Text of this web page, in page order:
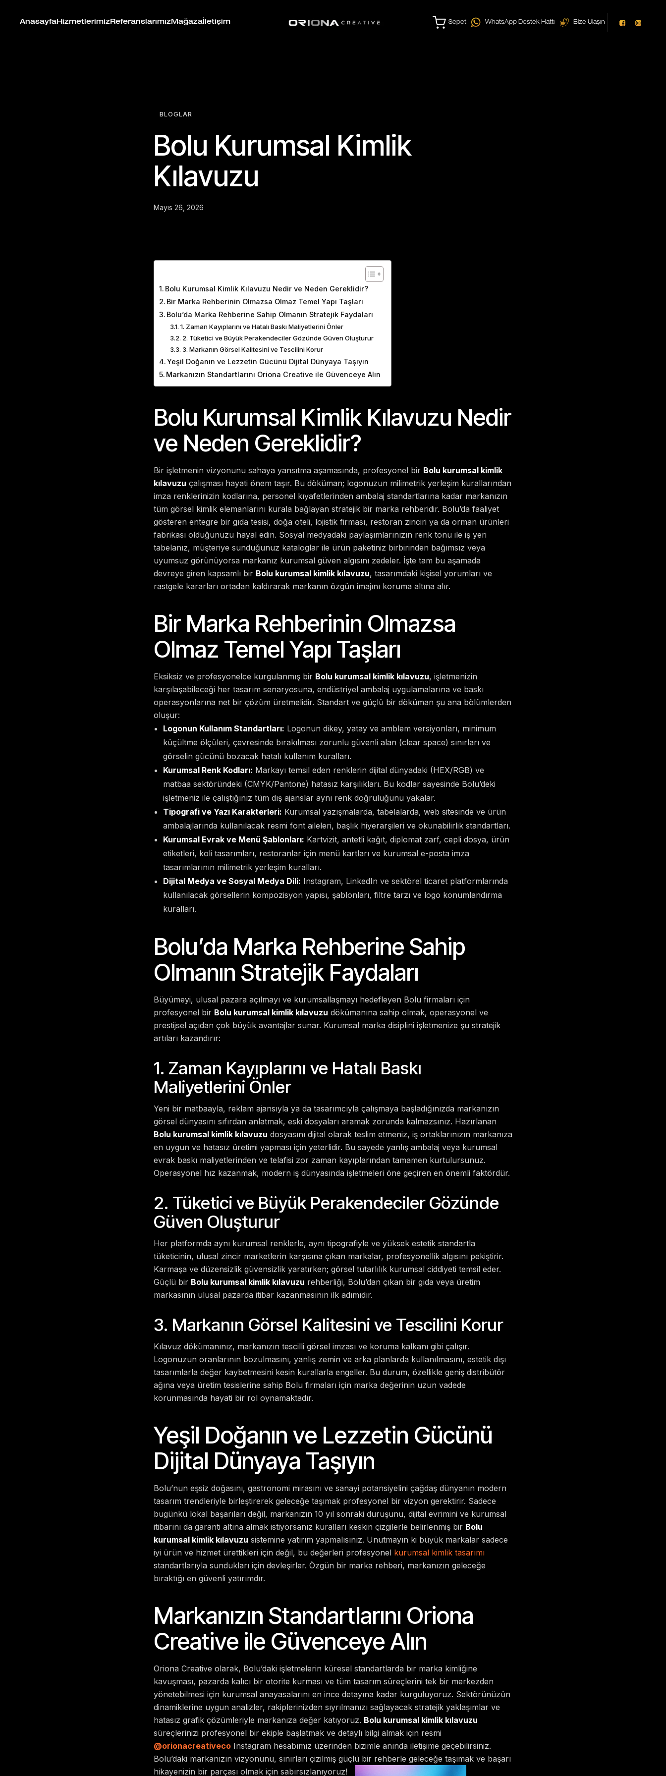
Anasayfa Hizmetlerimiz Referanslarımız Mağaza İletişim Sepet WhatsApp Destek Hattı Bize Ulaşın
BLOGLAR
Bolu Kurumsal Kimlik
Kılavuzu
Mayıs 26, 2026
Bolu Kurumsal Kimlik Kılavuzu Nedir ve Neden Gereklidir?
Bir Marka Rehberinin Olmazsa Olmaz Temel Yapı Taşları
Bolu’da Marka Rehberine Sahip Olmanın Stratejik Faydaları
1. Zaman Kayıplarını ve Hatalı Baskı Maliyetlerini Önler
2. Tüketici ve Büyük Perakendeciler Gözünde Güven Oluşturur
3. Markanın Görsel Kalitesini ve Tescilini Korur
Yeşil Doğanın ve Lezzetin Gücünü Dijital Dünyaya Taşıyın
Markanızın Standartlarını Oriona Creative ile Güvenceye Alın
Bolu Kurumsal Kimlik Kılavuzu Nedir
ve Neden Gereklidir?
Bir işletmenin vizyonunu sahaya yansıtma aşamasında, profesyonel bir Bolu kurumsal kimlik
kılavuzu çalışması hayati önem taşır. Bu döküman; logonuzun milimetrik yerleşim kurallarından
imza renklerinizin kodlarına, personel kıyafetlerinden ambalaj standartlarına kadar markanızın
tüm görsel kimlik elemanlarını kurala bağlayan stratejik bir marka rehberidir. Bolu’da faaliyet
gösteren entegre bir gıda tesisi, doğa oteli, lojistik firması, restoran zinciri ya da orman ürünleri
fabrikası olduğunuzu hayal edin. Sosyal medyadaki paylaşımlarınızın renk tonu ile iş yeri
tabelanız, müşteriye sunduğunuz kataloglar ile ürün paketiniz birbirinden bağımsız veya
uyumsuz görünüyorsa markanız kurumsal güven algısını zedeler. İşte tam bu aşamada
devreye giren kapsamlı bir Bolu kurumsal kimlik kılavuzu, tasarımdaki kişisel yorumları ve
rastgele kararları ortadan kaldırarak markanın özgün imajını koruma altına alır.
Bir Marka Rehberinin Olmazsa
Olmaz Temel Yapı Taşları
Eksiksiz ve profesyonelce kurgulanmış bir Bolu kurumsal kimlik kılavuzu, işletmenizin
karşılaşabileceği her tasarım senaryosuna, endüstriyel ambalaj uygulamalarına ve baskı
operasyonlarına net bir çözüm üretmelidir. Standart ve güçlü bir döküman şu ana bölümlerden
oluşur:
Logonun Kullanım Standartları: Logonun dikey, yatay ve amblem versiyonları, minimum
küçültme ölçüleri, çevresinde bırakılması zorunlu güvenli alan (clear space) sınırları ve
görselin gücünü bozacak hatalı kullanım kuralları.
Kurumsal Renk Kodları: Markayı temsil eden renklerin dijital dünyadaki (HEX/RGB) ve
matbaa sektöründeki (CMYK/Pantone) hatasız karşılıkları. Bu kodlar sayesinde Bolu’deki
işletmeniz ile çalıştığınız tüm dış ajanslar aynı renk doğruluğunu yakalar.
Tipografi ve Yazı Karakterleri: Kurumsal yazışmalarda, tabelalarda, web sitesinde ve ürün
ambalajlarında kullanılacak resmi font aileleri, başlık hiyerarşileri ve okunabilirlik standartları.
Kurumsal Evrak ve Menü Şablonları: Kartvizit, antetli kağıt, diplomat zarf, cepli dosya, ürün
etiketleri, koli tasarımları, restoranlar için menü kartları ve kurumsal e-posta imza
tasarımlarının milimetrik yerleşim kuralları.
Dijital Medya ve Sosyal Medya Dili: Instagram, LinkedIn ve sektörel ticaret platformlarında
kullanılacak görsellerin kompozisyon yapısı, şablonları, filtre tarzı ve logo konumlandırma
kuralları.
Bolu’da Marka Rehberine Sahip
Olmanın Stratejik Faydaları
Büyümeyi, ulusal pazara açılmayı ve kurumsallaşmayı hedefleyen Bolu firmaları için
profesyonel bir Bolu kurumsal kimlik kılavuzu dökümanına sahip olmak, operasyonel ve
prestijsel açıdan çok büyük avantajlar sunar. Kurumsal marka disiplini işletmenize şu stratejik
artıları kazandırır:
1. Zaman Kayıplarını ve Hatalı Baskı
Maliyetlerini Önler
Yeni bir matbaayla, reklam ajansıyla ya da tasarımcıyla çalışmaya başladığınızda markanızın
görsel dünyasını sıfırdan anlatmak, eski dosyaları aramak zorunda kalmazsınız. Hazırlanan
Bolu kurumsal kimlik kılavuzu dosyasını dijital olarak teslim etmeniz, iş ortaklarınızın markanıza
en uygun ve hatasız üretimi yapması için yeterlidir. Bu sayede yanlış ambalaj veya kurumsal
evrak baskı maliyetlerinden ve telafisi zor zaman kayıplarından tamamen kurtulursunuz.
Operasyonel hız kazanmak, modern iş dünyasında işletmeleri öne geçiren en önemli faktördür.
2. Tüketici ve Büyük Perakendeciler Gözünde
Güven Oluşturur
Her platformda aynı kurumsal renklerle, aynı tipografiyle ve yüksek estetik standartla
tüketicinin, ulusal zincir marketlerin karşısına çıkan markalar, profesyonellik algısını pekiştirir.
Karmaşa ve düzensizlik güvensizlik yaratırken; görsel tutarlılık kurumsal ciddiyeti temsil eder.
Güçlü bir Bolu kurumsal kimlik kılavuzu rehberliği, Bolu’dan çıkan bir gıda veya üretim
markasının ulusal pazarda itibar kazanmasının ilk adımıdır.
3. Markanın Görsel Kalitesini ve Tescilini Korur
Kılavuz dökümanınız, markanızın tescilli görsel imzası ve koruma kalkanı gibi çalışır.
Logonuzun oranlarının bozulmasını, yanlış zemin ve arka planlarda kullanılmasını, estetik dışı
tasarımlarla değer kaybetmesini kesin kurallarla engeller. Bu durum, özellikle geniş distribütör
ağına veya üretim tesislerine sahip Bolu firmaları için marka değerinin uzun vadede
korunmasında hayati bir rol oynamaktadır.
Yeşil Doğanın ve Lezzetin Gücünü
Dijital Dünyaya Taşıyın
Bolu’nun eşsiz doğasını, gastronomi mirasını ve sanayi potansiyelini çağdaş dünyanın modern
tasarım trendleriyle birleştirerek geleceğe taşımak profesyonel bir vizyon gerektirir. Sadece
bugünkü lokal başarıları değil, markanızın 10 yıl sonraki duruşunu, dijital evrimini ve kurumsal
itibarını da garanti altına almak istiyorsanız kuralları keskin çizgilerle belirlenmiş bir Bolu
kurumsal kimlik kılavuzu sistemine yatırım yapmalısınız. Unutmayın ki büyük markalar sadece
iyi ürün ve hizmet ürettikleri için değil, bu değerleri profesyonel kurumsal kimlik tasarımı
standartlarıyla sundukları için devleşirler. Özgün bir marka rehberi, markanızın geleceğe
bıraktığı en güvenli yatırımdır.
Markanızın Standartlarını Oriona
Creative ile Güvenceye Alın
Oriona Creative olarak, Bolu’daki işletmelerin küresel standartlarda bir marka kimliğine
kavuşması, pazarda kalıcı bir otorite kurması ve tüm tasarım süreçlerini tek bir merkezden
yönetebilmesi için kurumsal anayasalarını en ince detayına kadar kurguluyoruz. Sektörünüzün
dinamiklerine uygun analizler, rakiplerinizden sıyrılmanızı sağlayacak stratejik yaklaşımlar ve
hatasız grafik çözümleriyle markanıza değer katıyoruz. Bolu kurumsal kimlik kılavuzu
süreçlerinizi profesyonel bir ekiple başlatmak ve detaylı bilgi almak için resmi
@orionacreativecoInstagram hesabımız üzerinden bizimle anında iletişime geçebilirsiniz.
Bolu’daki markanızın vizyonunu, sınırları çizilmiş güçlü bir rehberle geleceğe taşımak ve başarı
hikayenizin bir parçası olmak için sabırsızlanıyoruz!